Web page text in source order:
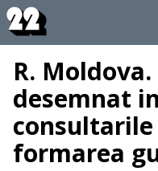
R.
desemnat
formarea